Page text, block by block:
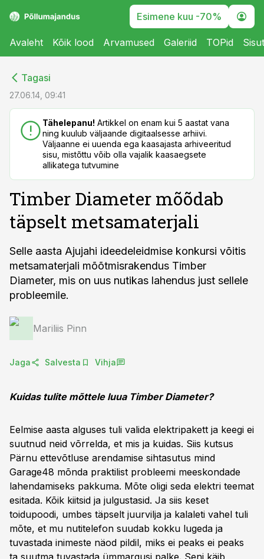
Esimene kuu -70%
Avaleht Kõik lood Arvamused Galeriid TOPid
Tagasi
27.06.14, 09:41
Tähelepanu! Artikkel on enam kui 5 aastat vana
ning kuulub väljaande digitaalsesse arhiivi.
Väljaanne ei uuenda ega kaasajasta arhiveeritud
sisu, mistõttu võib olla vajalik kaasaegsete
allikatega tutvumine
Timber Diameter mõõdab
täpselt metsamaterjali
Selle aasta Ajujahi ideedeleidmise konkursi võitis
metsamaterjali mõõtmisrakendus Timber
Diameter, mis on uus nutikas lahendus just sellele
probleemile.
Mariliis Pinn
Jaga Salvesta Vihja
Kuidas tulite mõttele luua Timber Diameter?
Eelmise aasta alguses tuli valida elektripakett ja keegi ei
suutnud neid võrrelda, et mis ja kuidas. Siis kutsus
Pärnu ettevõtluse arendamise sihtasutus mind
Garage48 mõnda praktilist probleemi meeskondade
lahendamiseks pakkuma. Mõte oligi seda elektri teemat
esitada. Kõik kiitsid ja julgustasid. Ja siis keset
toidupoodi, umbes täpselt juurvilja ja kalaleti vahel tuli
mõte, et mu nutitelefon suudab kokku lugeda ja
tuvastada inimeste näod pildil, miks ei peaks ei peaks
ta suutma tuvastada ümmargusi palke. Seni käib